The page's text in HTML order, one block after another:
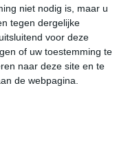
niet nodig is, maar u
tegen dergelijke
voor deze
of uw toestemming te
naar deze site en te
de webpagina.
19:00 22:00
19:00 22:00